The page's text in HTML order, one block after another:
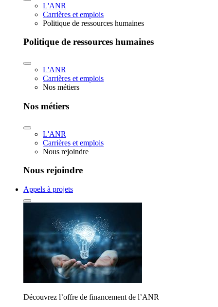
L'ANR
Carrières et emplois
Politique de ressources humaines
Politique de ressources humaines
L'ANR
Carrières et emplois
Nos métiers
Nos métiers
L'ANR
Carrières et emplois
Nous rejoindre
Nous rejoindre
Appels à projets
Découvrez l’offre de financement de l’ANR